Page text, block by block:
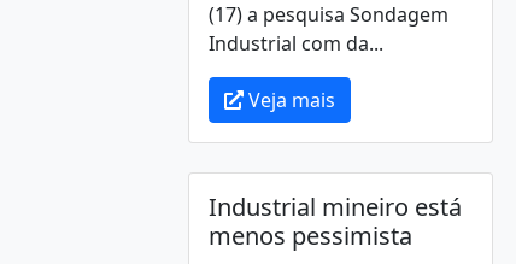
(17) a pesquisa Sondagem
Industrial com da...
Veja mais
Industrial mineiro está
menos pessimista